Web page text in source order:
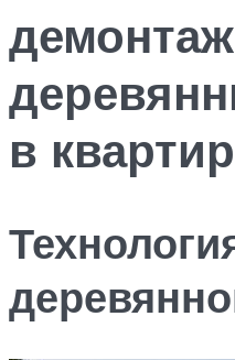
в